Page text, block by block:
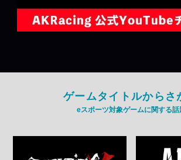
ゲームタイトルからさ
eスポーツ対象ゲームに関する話